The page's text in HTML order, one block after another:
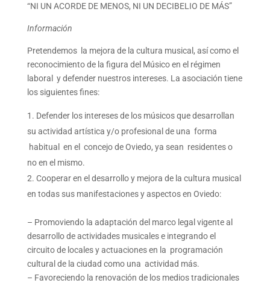
“NI UN ACORDE DE MENOS, NI UN DECIBELIO DE MÁS”
Información
Pretendemos la mejora de la cultura musical, así como el
reconocimiento de la figura del Músico en el régimen
laboral y defender nuestros intereses. La asociación tiene
los siguientes fines:
Defender los intereses de los músicos que desarrollan
su actividad artística y/o profesional de una forma
habitual en el concejo de Oviedo, ya sean residentes o
no en el mismo.
Cooperar en el desarrollo y mejora de la cultura musical
en todas sus manifestaciones y aspectos en Oviedo:
– Promoviendo la adaptación del marco legal vigente al
desarrollo de actividades musicales e integrando el
circuito de locales y actuaciones en la programación
cultural de la ciudad como una actividad más.
– Favoreciendo la renovación de los medios tradicionales